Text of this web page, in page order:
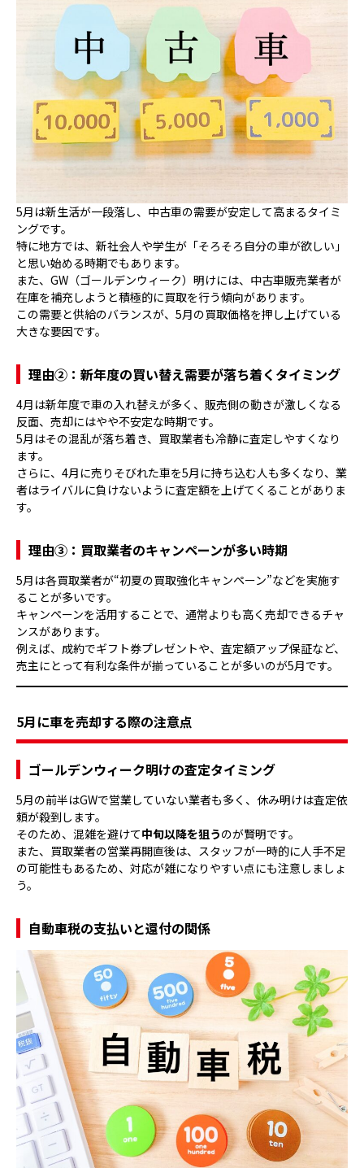
5月は新生活が一段落し、中古車の需要が安定して高まるタイミ
ングです。
特に地方では、新社会人や学生が「そろそろ自分の車が欲しい」
と思い始める時期でもあります。
また、GW（ゴールデンウィーク）明けには、中古車販売業者が
在庫を補充しようと積極的に買取を行う傾向があります。
この需要と供給のバランスが、5月の買取価格を押し上げている
大きな要因です。
理由②：新年度の買い替え需要が落ち着くタイミング
4月は新年度で車の入れ替えが多く、販売側の動きが激しくなる
反面、売却にはやや不安定な時期です。
5月はその混乱が落ち着き、買取業者も冷静に査定しやすくなり
ます。
さらに、4月に売りそびれた車を5月に持ち込む人も多くなり、業
者はライバルに負けないように査定額を上げてくることがありま
す。
理由③：買取業者のキャンペーンが多い時期
5月は各買取業者が“初夏の買取強化キャンペーン”などを実施す
ることが多いです。
キャンペーンを活用することで、通常よりも高く売却できるチャ
ンスがあります。
例えば、成約でギフト券プレゼントや、査定額アップ保証など、
売主にとって有利な条件が揃っていることが多いのが5月です。
5月に車を売却する際の注意点
ゴールデンウィーク明けの査定タイミング
5月の前半はGWで営業していない業者も多く、休み明けは査定依
頼が殺到します。
そのため、混雑を避けて中旬以降を狙うのが賢明です。
また、買取業者の営業再開直後は、スタッフが一時的に人手不足
の可能性もあるため、対応が雑になりやすい点にも注意しましょ
う。
自動車税の支払いと還付の関係